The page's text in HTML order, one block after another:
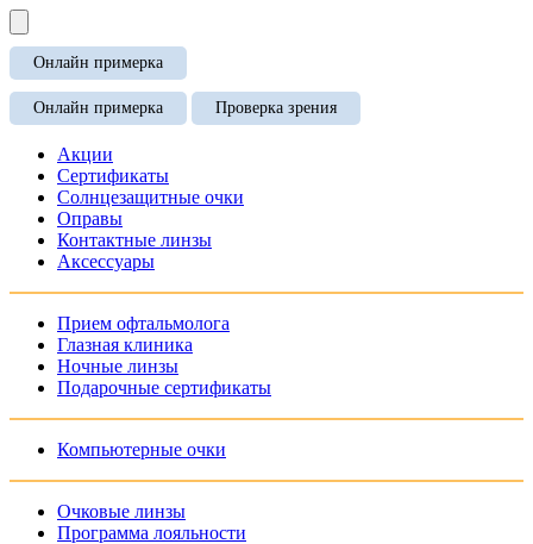
Онлайн примерка
Онлайн примерка Проверка зрения
Акции
Сертификаты
Солнцезащитные очки
Оправы
Контактные линзы
Аксессуары
Прием офтальмолога
Глазная клиника
Ночные линзы
Подарочные сертификаты
Компьютерные очки
Очковые линзы
Программа лояльности